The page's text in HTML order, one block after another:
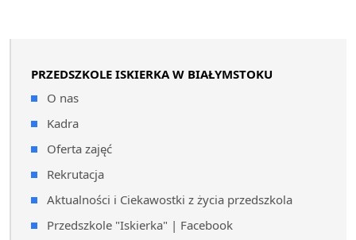
PRZEDSZKOLE ISKIERKA W BIAŁYMSTOKU
O nas
Kadra
Oferta zajęć
Rekrutacja
Aktualności i Ciekawostki z życia przedszkola
Przedszkole "Iskierka" | Facebook